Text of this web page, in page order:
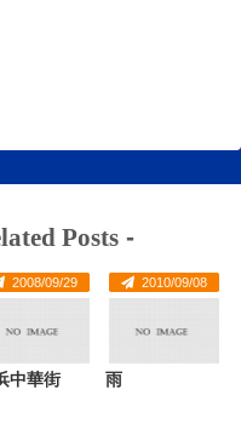
Posts-
2008/09/29
中華街
2010/09/08
雨